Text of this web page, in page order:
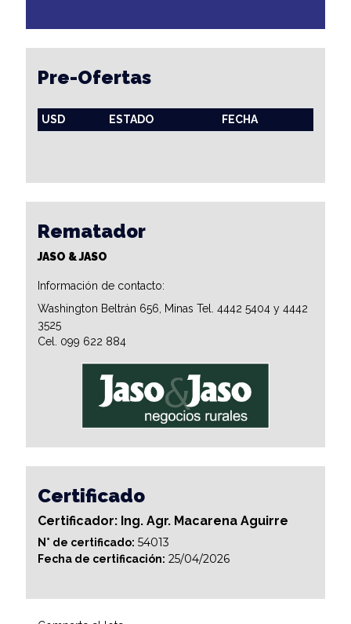
Pre-Ofertas
USD ESTADO FECHA
Rematador
JASO & JASO
Información de contacto:
Washington Beltrán 656, Minas Tel. 4442 5404 y 4442
3525
Cel. 099 622 884
Certificado
Certificador: Ing. Agr. Macarena Aguirre
N° de certificado: 54013
Fecha de certificación: 25/04/2026